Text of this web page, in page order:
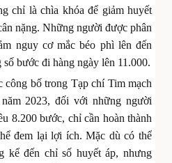
chỉ là chìa khóa để giảm huyết
nặng. Những người được phân
nguy cơ mắc béo phì lên đến
bước đi hàng ngày lên 11.000.
công bố trong Tạp chí Tim mạch
2023, đối với những người
8.200 bước, chỉ cần hoàn thành
đem lại lợi ích. Mặc dù có thể
kể đến chỉ số huyết áp, nhưng